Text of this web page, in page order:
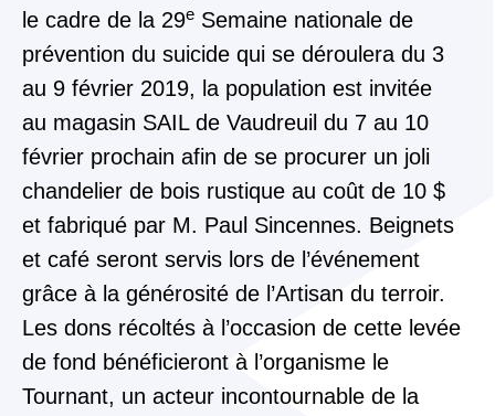
le cadre de a 29e Semaine nationale de
prévention du suicide qui se déroulera du 3
au 9 février 2019, la population est invitée
au magasin SAIL de Vaudreuil du 7 au 10
février prochain afin de se procurer un joli
chandelier de bois rustique au coût de 10 $
et fabriqué par M. Paul Sincennes. Beignets
et café seront servis lors de l’événement
grâce à la générosité de l’Artisan du terroir.
Les dons récoltés à l’occasion de cette levée
de fond bénéficieront à l’organisme le
Tournant, un acteur incontournable de la